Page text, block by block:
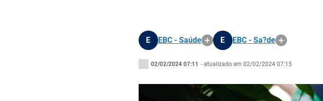
E EBC - Saúde E EBC - Sa?de
02/02/2024 07:11 - atualizado em 02/02/2024 07:15